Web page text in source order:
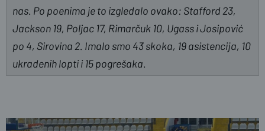
nas. Po poenima je to izgledalo ovako: Stafford 23,
Jackson 19, Poljac 17, Rimarčuk 10, Ugass i Josipović
po 4, Sirovina 2. Imalo smo 43 skoka, 19 asistencija, 10
ukradenih lopti i 15 pogrešaka.